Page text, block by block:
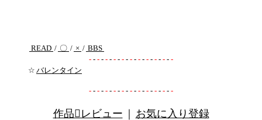
READ / 〇 / × / BBS
- - - - - - - - - - - - - - - - - - - - -
☆ バレンタイン
- - - - - - - - - - - - - - - - - - - - -
作品レビュー お気に入り登録